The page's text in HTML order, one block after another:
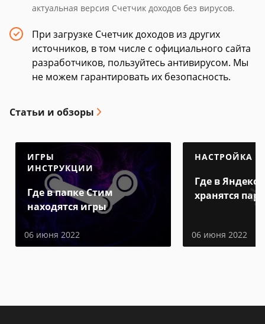
актуальная версия Счетчик доходов без вирусов.
При загрузке Счетчик доходов из других
источников, в том числе с официального сайта
разработчиков, пользуйтесь антивирусом. Мы
не можем гарантировать их безопасность.
Статьи и обзоры
ИГРЫ
ИНСТРУКЦИИ
Где в папке Стим
находятся игры
06 июня 2022
НАСТРОЙКА
Где в Яндекс
хранятся
06 июня 2022